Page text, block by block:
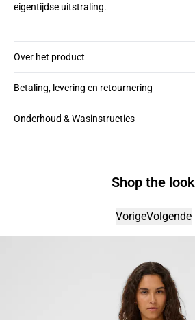
eigentijdse uitstraling.
Over het product
Betaling, levering en retournering
Onderhoud & Wasinstructies
Shop the look
VorigeVolgende